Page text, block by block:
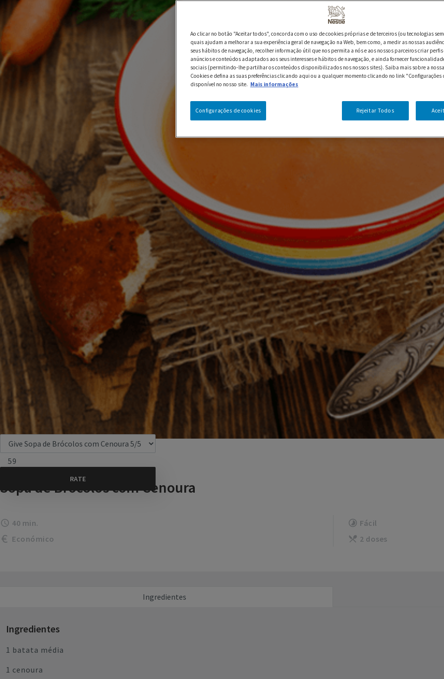
59
Sopa de Brócolos com Cenoura
40 min.
Fácil
Económico
2 doses
Ingredientes
Ingredientes
1 batata média
1 cenoura
Ao clicar no botão "Aceitar todos", concorda com o uso de cookies próprias e de terceiros (ou tecnologias
quais ajudam a melhorar a sua experiência geral de navegação na Web, bem como, a medir as nossas
seus hábitos de navegação, recolher informação útil que nos permita a nós e aos nossos parceiros criar perfis
anúncios e conteúdos adaptados aos seus interesses e hábitos de navegação, e ainda fornecer
sociais (permitindo-lhe partilhar os conteúdos disponibilizados nos nossos sites). Saiba mais sobre a
Cookies e defina as suas preferências clicando aqui ou a qualquer momento clicando no link "Configurações
disponível no nosso site. Mais informações
Rejeitar Todos
Configurações de cookies